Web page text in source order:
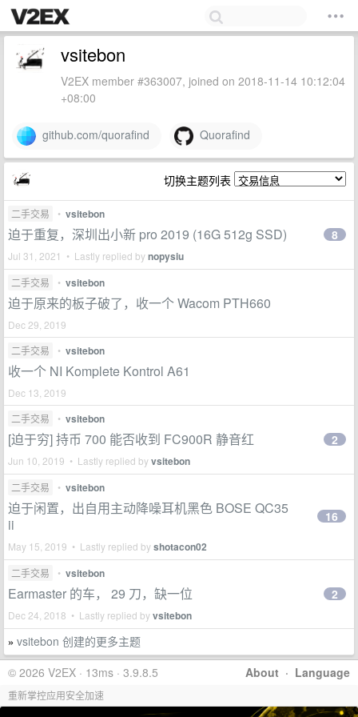
vsitebon
V2EX member #363007, joined on 2018-11-14 10:12:04
+08:00
github.com/quorafind Quorafind
切换主题列表
二手交易 • vsitebon
迫于重复，深圳出小新 pro 2019 (16G 512g SSD)
Jul 31, 2021 • Lastly replied bynopysiu
8
二手交易 • vsitebon
迫于原来的板子破了，收一个 Wacom PTH660
Dec 29, 2019
二手交易
• vsitebon
收一个 NI Komplete Kontrol A61
Dec 13, 2019
二手交易
• vsitebon
[迫于穷] 持币 700 能否收到 FC900R 静音红
Jun 10, 2019 • Lastly replied byvsitebon
2
二手交易 • vsitebon
迫于闲置，出自用主动降噪耳机黑色 BOSE QC35
ii
May 15, 2019 • Lastly replied byshotacon02
16
二手交易 • vsitebon
Earmaster 的车， 29 刀，缺一位
Dec 24, 2018 • Lastly replied byvsitebon
2
» vsitebon 创建的更多主题
About · Language
© 2026 V2EX · 13ms · 3.9.8.5
重新掌控应用安全加速